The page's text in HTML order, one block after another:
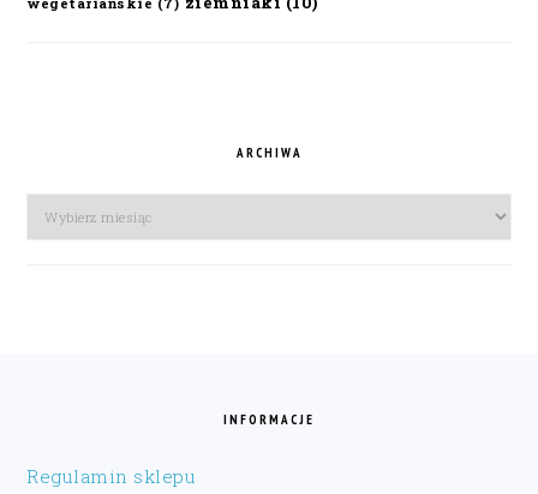
ARCHIWA
Archiwa
INFORMACJE
Regulamin sklepu